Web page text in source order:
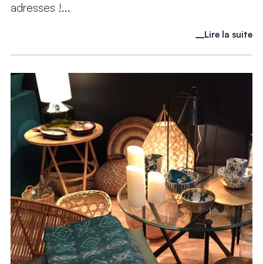
adresses !...
Lire la suite